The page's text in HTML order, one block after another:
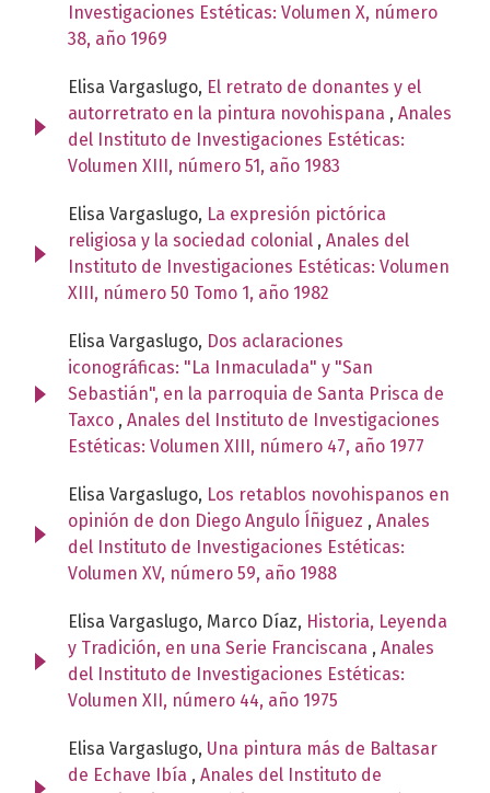
Investigaciones Estéticas: Volumen X, número
38, año 1969
Elisa Vargaslugo, El retrato de donantes y el
autorretrato en la pintura novohispana , Anales
del Instituto de Investigaciones Estéticas:
Volumen XIII, número 51, año 1983
Elisa Vargaslugo, La expresión pictórica
religiosa y la sociedad colonial , Anales del
Instituto de Investigaciones Estéticas: Volumen
XIII, número 50 Tomo 1, año 1982
Elisa Vargaslugo, Dos aclaraciones
iconográficas: "La Inmaculada" y "San
Sebastián", en la parroquia de Santa Prisca de
Taxco , Anales del Instituto de Investigaciones
Estéticas: Volumen XIII, número 47, año 1977
Elisa Vargaslugo, Los retablos novohispanos en
opinión de don Diego Angulo Íñiguez , Anales
del Instituto de Investigaciones Estéticas:
Volumen XV, número 59, año 1988
Elisa Vargaslugo, Marco Díaz, Historia, Leyenda
y Tradición, en una Serie Franciscana , Anales
del Instituto de Investigaciones Estéticas:
Volumen XII, número 44, año 1975
Elisa Vargaslugo, Una pintura más de Baltasar
de Echave Ibía , Anales del Instituto de